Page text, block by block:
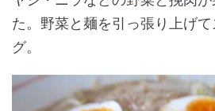
た。野菜と麺を引っ張り上げ
グ。